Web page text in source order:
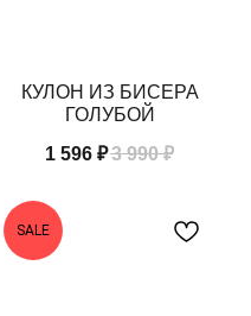
КУЛОН ИЗ БИСЕРА
ГОЛУБОЙ
1 596 ₽3 990 ₽
SALE